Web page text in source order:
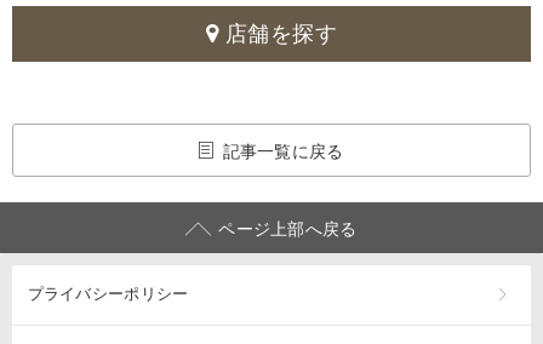
店舗を探す
記事一覧に戻る
ページ上部へ戻る
プライバシーポリシー